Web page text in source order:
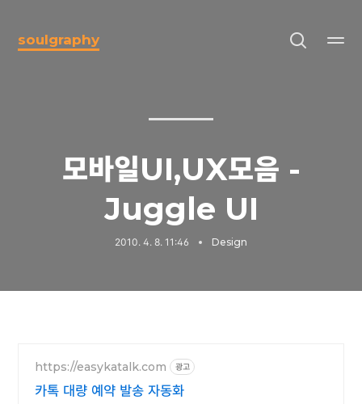
soulgraphy
모바일UI,UX모음 -
Juggle UI
2010. 4. 8. 11:46 Design
https://easykatalk.com 광고
카톡 대량 예약 발송 자동화